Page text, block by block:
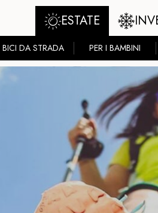
ESTATE
BICI DA STRADA PER I BAMBINI